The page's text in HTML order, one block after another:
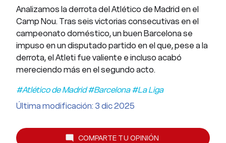
Analizamos la derrota del Atlético de Madrid en el
Camp Nou. Tras seis victorias consecutivas en el
campeonato doméstico, un buen Barcelona se
impuso en un disputado partido en el que, pese a la
derrota, el Atleti fue valiente e incluso acabó
mereciendo más en el segundo acto.
#Atlético de Madrid #Barcelona #La Liga
Última modificación: 3 dic 2025
mode_comment COMPARTE TU OPINIÓN